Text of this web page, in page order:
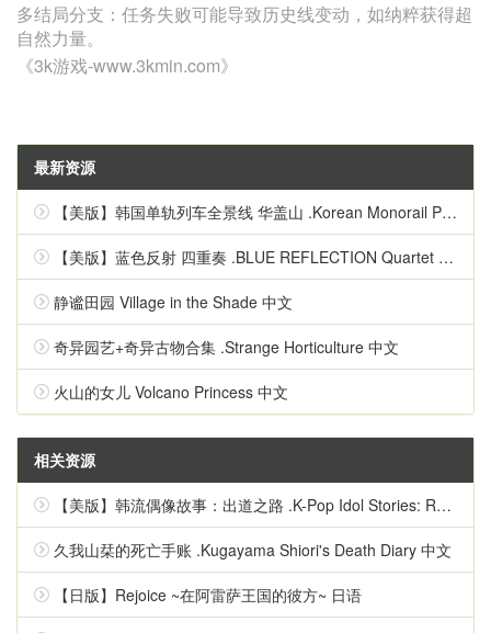
多结局分支‌：任务失败可能导致历史线变动，如纳粹获得超
自然力量‌。
《3k游戏-www.3kmin.com》
最新资源
【美版】韩国单轨列车全景线 华盖山 .Korean Monorail Panorama Line Hwagaesan 中文
【美版】蓝色反射 四重奏 .BLUE REFLECTION Quartet 英语
静谧田园 Village in the Shade 中文
奇异园艺+奇异古物合集 .Strange Horticulture 中文
火山的女儿 Volcano Princess 中文
相关资源
【美版】韩流偶像故事：出道之路 .K-Pop Idol Stories: Road to Debut 英语
久我山栞的死亡手账 .Kugayama Shiori's Death Diary 中文
【日版】Rejoice ~在阿雷萨王国的彼方~ 日语